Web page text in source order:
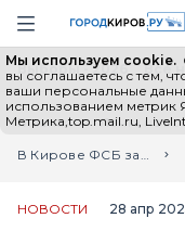
Навигация сайта
Мы используем cookie.
вы соглашаетесь с тем,
ваши персональные
использованием метрик
Метрика,top.mail.ru,
Выборы - 2026 Все
Главная
Лента
В Кирове ФСБ задержала работника предприятия за нарушение режима секретности
НОВОСТИ 28 апр